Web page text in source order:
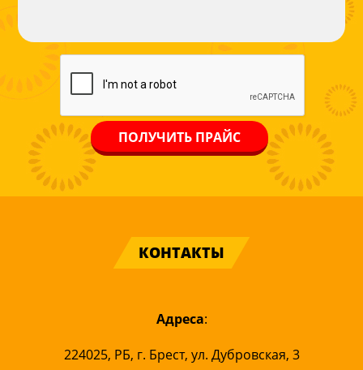
КОНТАКТЫ
Адреса:
224025, РБ, г. Брест, ул. Дубровская, 3